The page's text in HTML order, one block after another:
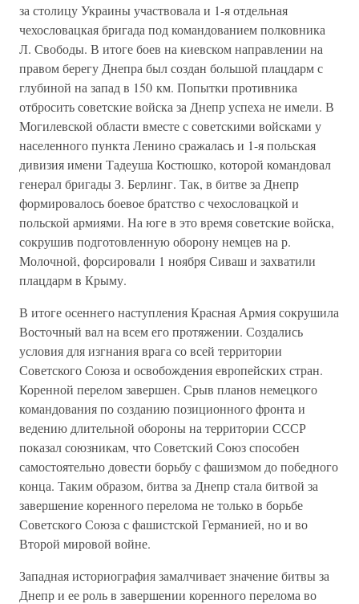
за столицу Украины участвовала и 1-я отдельная
чехословацкая бригада под командованием полковника
Л. Свободы. В итоге боев на киевском направлении на
правом берегу Днепра был создан большой плацдарм с
глубиной на запад в 150 км. Попытки противника
отбросить советские войска за Днепр успеха не имели. В
Могилевской области вместе с советскими войсками у
населенного пункта Ленино сражалась и 1-я польская
дивизия имени Тадеуша Костюшко, которой командовал
генерал бригады З. Берлинг. Так, в битве за Днепр
формировалось боевое братство с чехословацкой и
польской армиями. На юге в это время советские войска,
сокрушив подготовленную оборону немцев на р.
Молочной, форсировали 1 ноября Сиваш и захватили
плацдарм в Крыму.
В итоге осеннего наступления Красная Армия сокрушила
Восточный вал на всем его протяжении. Создались
условия для изгнания врага со всей территории
Советского Союза и освобождения европейских стран.
Коренной перелом завершен. Срыв планов немецкого
командования по созданию позиционного фронта и
ведению длительной обороны на территории СССР
показал союзникам, что Советский Союз способен
самостоятельно довести борьбу с фашизмом до победного
конца. Таким образом, битва за Днепр стала битвой за
завершение коренного перелома не только в борьбе
Советского Союза с фашистской Германией, но и во
Второй мировой войне.
Западная историография замалчивает значение битвы за
Днепр и ее роль в завершении коренного перелома во